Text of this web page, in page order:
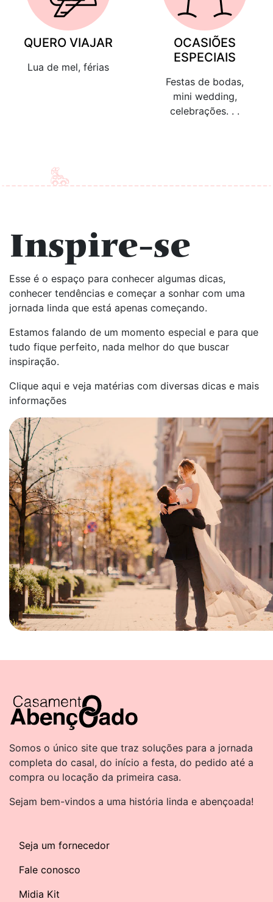
QUERO VIAJAR
Lua de mel, férias
OCASIÕES
ESPECIAIS
Festas de bodas,
mini wedding,
celebrações. . .
Inspire-se
Esse é o espaço para conhecer algumas dicas,
conhecer tendências e começar a sonhar com uma
jornada linda que está apenas começando.
Estamos falando de um momento especial e para que
tudo fique perfeito, nada melhor do que buscar
inspiração.
Clique aqui e veja matérias com diversas dicas e mais
informações
Somos o único site que traz soluções para a jornada
completa do casal, do início a festa, do pedido até a
compra ou locação da primeira casa.
Sejam bem-vindos a uma história linda e abençoada!
Seja um fornecedor
Fale conosco
Midia Kit